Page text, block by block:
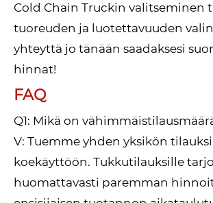
Cold Chain Truckin valitseminen
tuoreuden ja luotettavuuden
yhteyttä jo tänään saadaksesi
hinnat!
FAQ
Q1: Mikä on
V: Tuemme yhden yksikön
koekäyttöön. Tukkutilauksille
huomattavasti paremman